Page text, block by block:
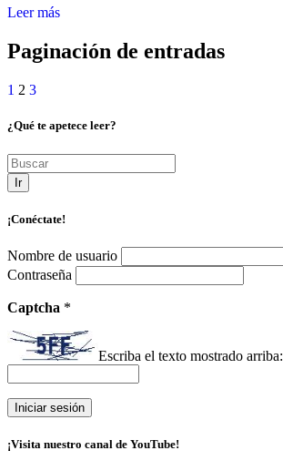
Leer más
Paginación de entradas
1 2 3
¿Qué te apetece leer?
Ir
¡Conéctate!
Nombre de usuario
Contraseña
Captcha *
Escriba el texto mostrado arriba:
¡Visita nuestro canal de YouTube!